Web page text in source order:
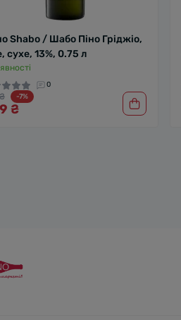
Shabo / Шабо Піно Гріджіо,
сухе, 13%, 0.75 л
0
-7%
₴